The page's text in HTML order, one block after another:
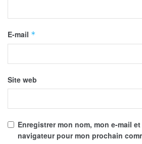
E-mail *
Site web
Enregistrer mon nom, mon e-mail
navigateur pour mon prochain